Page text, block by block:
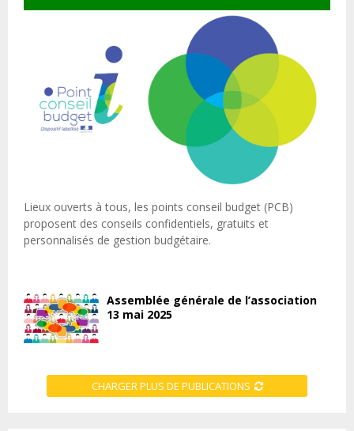
Lieux ouverts à tous, les points conseil budget (PCB)
proposent des conseils confidentiels, gratuits et
personnalisés de gestion budgétaire.
Assemblée générale de l’association
13 mai 2025
CHARGER PLUS DE PUBLICATIONS